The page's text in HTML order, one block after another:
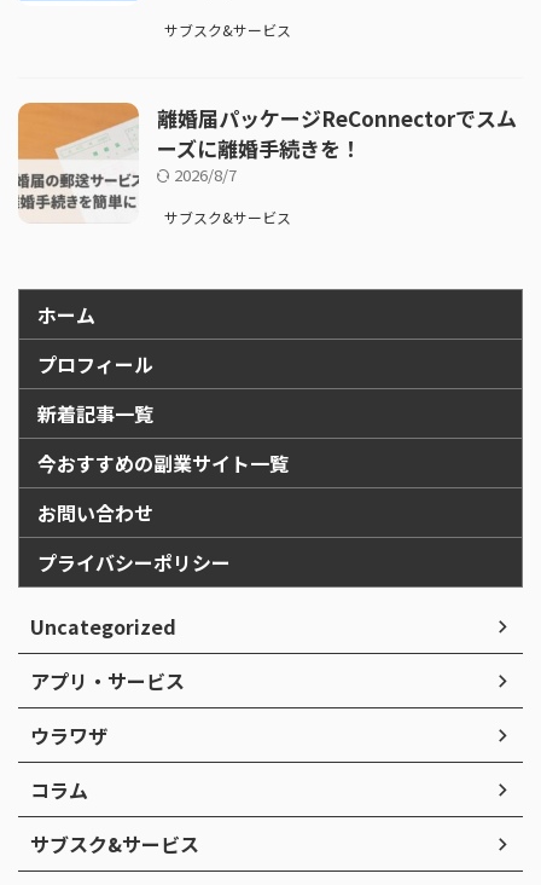
サブスク&サービス
離婚届パッケージReConnectorでスム
ーズに離婚手続きを！
2026/8/7
サブスク&サービス
ホーム
プロフィール
新着記事一覧
今おすすめの副業サイト一覧
お問い合わせ
プライバシーポリシー
Uncategorized
アプリ・サービス
ウラワザ
コラム
サブスク&サービス